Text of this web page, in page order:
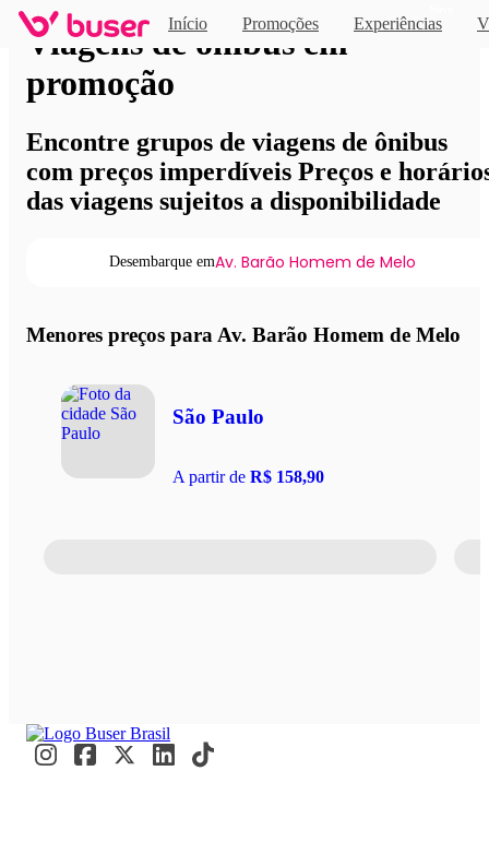
Início Promoções Experiências
Viagens de ônibus em
promoção
Encontre grupos de viagens de ônibus
com preços imperdíveis Preços e
das viagens sujeitos a disponibilidade
Desembarque emAv. Barão Homem de Melo
Menores preços para Av. Barão Homem de Melo
São Paulo
A partir de R$ 158,90